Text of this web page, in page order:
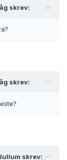
skrev:
skrev:
skrev: